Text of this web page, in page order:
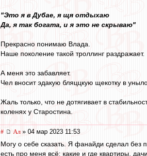
"Это я в Дубае, я щя отдыхаю
Да, я так богата, и я это не скрываю"
Прекрасно понимаю Влада.
Наше поколение такой троллинг раздражает.
А меня это забавляет.
Чел вносит эдакую бляццкую щекотку в
Жаль только, что не дотягивает в
коленях у Старостина.
# Ал » 04 мар 2023 11:53
Могу о себе сказать. Я фанайди сделал без
есть про меня всё: какие и где квартиры,